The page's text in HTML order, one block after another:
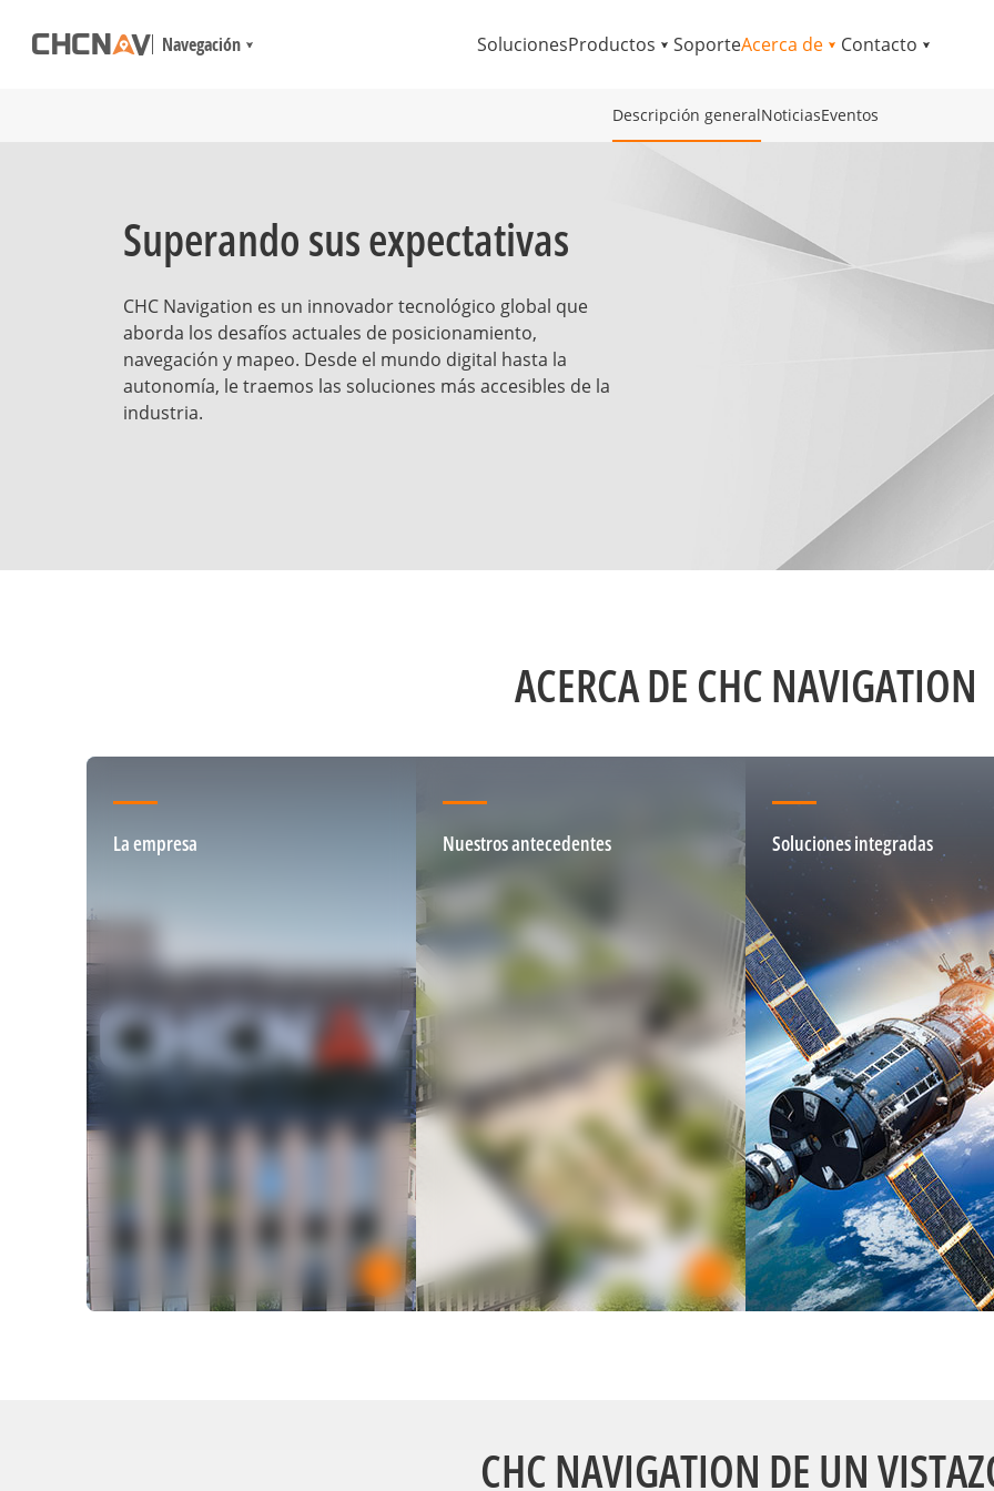
Navegación SolucionesProductos SoporteAcerca de Contacto
Descripción generalNoticiasEventos
Superando sus expectativas
CHC Navigation es un innovador tecnológico global que
aborda los desafíos actuales de posicionamiento,
navegación y mapeo. Desde el mundo digital hasta la
autonomía, le traemos las soluciones más accesibles de la
industria.
ACERCA DE CHC NAVIGATION
La empresa Nuestros antecedentes Soluciones integradas
CHC NAVIGATION DE UN